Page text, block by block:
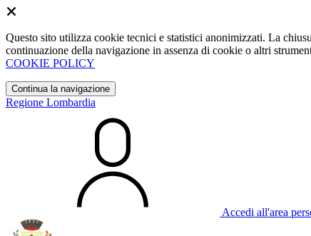
Questo sito utilizza cookie tecnici e statistici anonimizzati. La
continuazione della navigazione in assenza di cookie o altri
COOKIE POLICY
Continua la navigazione
Regione Lombardia
Accedi all'area